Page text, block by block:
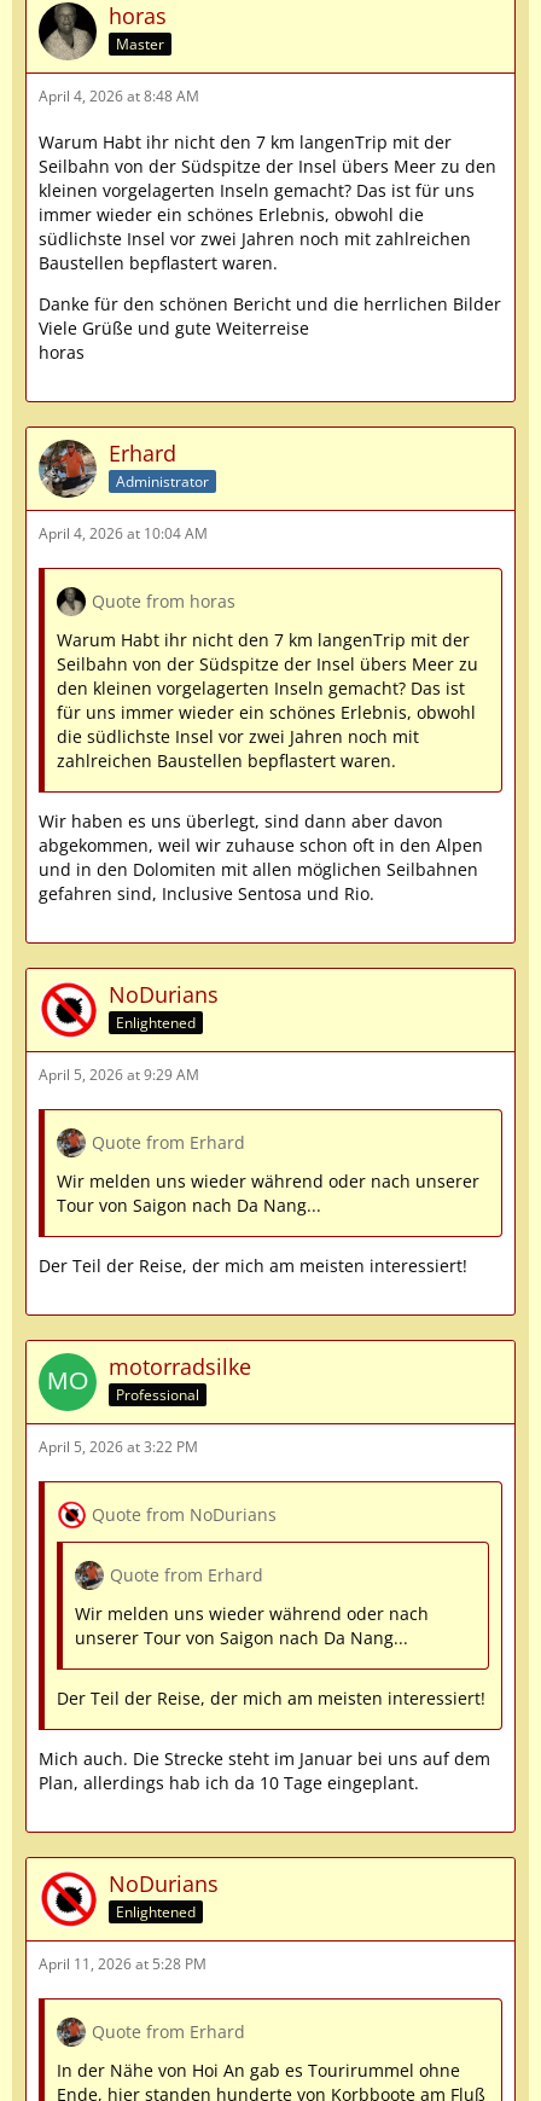
horas
Master
April 4, 2026 at 8:48 AM
Warum Habt ihr nicht den 7 km langenTrip mit der
Seilbahn von der Südspitze der Insel übers Meer zu den
kleinen vorgelagerten Inseln gemacht? Das ist für uns
immer wieder ein schönes Erlebnis, obwohl die
südlichste Insel vor zwei Jahren noch mit zahlreichen
Baustellen bepflastert waren.
Danke für den schönen Bericht und die herrlichen Bilder
Viele Grüße und gute Weiterreise
horas
Erhard
Administrator
April 4, 2026 at 10:04 AM
Quote from horas
Warum Habt ihr nicht den 7 km langenTrip mit der
Seilbahn von der Südspitze der Insel übers Meer zu
den kleinen vorgelagerten Inseln gemacht? Das ist
für uns immer wieder ein schönes Erlebnis, obwohl
die südlichste Insel vor zwei Jahren noch mit
zahlreichen Baustellen bepflastert waren.
Wir haben es uns überlegt, sind dann aber davon
abgekommen, weil wir zuhause schon oft in den Alpen
und in den Dolomiten mit allen möglichen Seilbahnen
gefahren sind, Inclusive Sentosa und Rio.
NoDurians
Enlightened
April 5, 2026 at 9:29 AM
Quote from Erhard
Wir melden uns wieder während oder nach unserer
Tour von Saigon nach Da Nang...
Der Teil der Reise, der mich am meisten interessiert!
motorradsilke
Professional
April 5, 2026 at 3:22 PM
Quote from NoDurians
Quote from Erhard
Wir melden uns wieder während oder nach
unserer Tour von Saigon nach Da Nang...
Der Teil der Reise, der mich am meisten interessiert!
Mich auch. Die Strecke steht im Januar bei uns auf dem
Plan, allerdings hab ich da 10 Tage eingeplant.
NoDurians
Enlightened
April 11, 2026 at 5:28 PM
Quote from Erhard
In der Nähe von Hoi An gab es Tourirummel ohne
Ende, hier standen hunderte von Korbboote am Fluß